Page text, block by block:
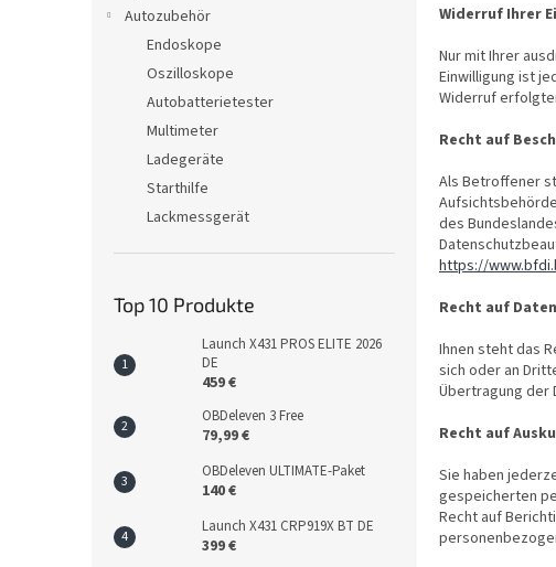
Autozubehör
Endoskope
Oszilloskope
Autobatterietester
Multimeter
Ladegeräte
Starthilfe
Lackmessgerät
Top 10 Produkte
Launch X431 PROS ELITE 2026
DE
459 €
OBDeleven 3 Free
79,99 €
OBDeleven ULTIMATE-Paket
140 €
Launch X431 CRP919X BT DE
399 €
Widerruf Ihrer
Nur mit Ihrer
Einwilligung ist
Widerruf
Recht auf
Als Betroffener
des
https://
Recht auf
Ihnen steht das
sich oder an
Übertragung der
Recht auf
Sie haben
gespeicherten
Recht auf